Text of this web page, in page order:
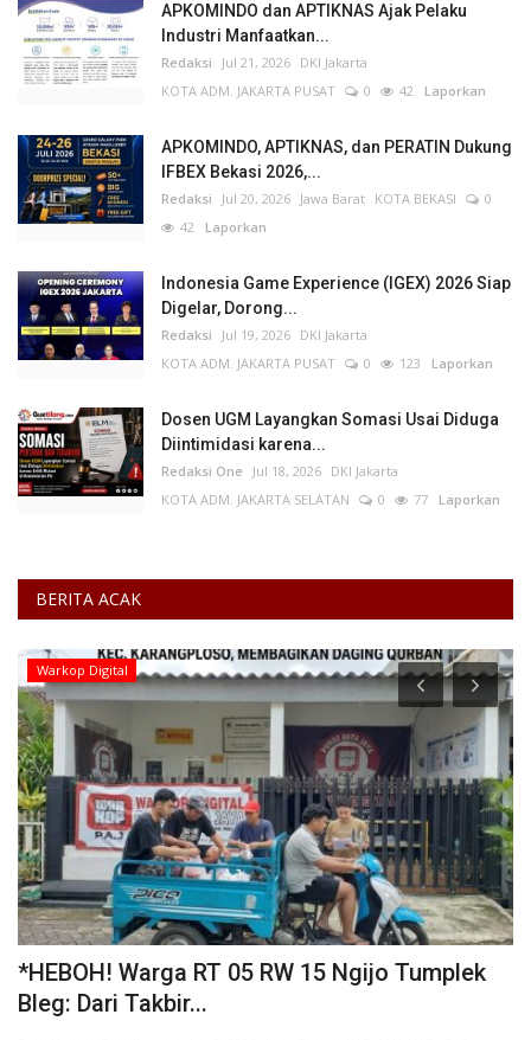
APKOMINDO dan APTIKNAS Ajak Pelaku
Industri Manfaatkan...
Redaksi Jul 21, 2026 DKI Jakarta
KOTA ADM. JAKARTA PUSAT
0 42 Laporkan
APKOMINDO, APTIKNAS, dan PERATIN Dukung
IFBEX Bekasi 2026,...
Redaksi Jul 20, 2026 Jawa Barat KOTA BEKASI
0
42 Laporkan
Indonesia Game Experience (IGEX) 2026 Siap
Digelar, Dorong...
Redaksi Jul 19, 2026 DKI Jakarta
KOTA ADM. JAKARTA PUSAT
0 123 Laporkan
Dosen UGM Layangkan Somasi Usai Diduga
Diintimidasi karena...
Redaksi One Jul 18, 2026 DKI Jakarta
KOTA ADM. JAKARTA SELATAN
0 77 Laporkan
BERITA ACAK
Warkop Digital
*HEBOH! Warga RT 05 RW 15 Ngijo Tumplek
Bleg: Dari Takbir...